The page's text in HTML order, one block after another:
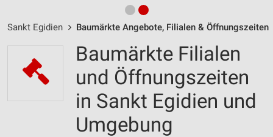
Sankt Egidien Baumärkte Angebote, Filialen & Öffnungszeiten
Baumärkte Filialen
und Öffnungszeiten
in Sankt Egidien und
Umgebung